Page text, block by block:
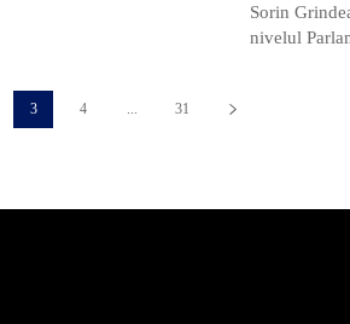
Sorin
nivelul
3 4 ... 31